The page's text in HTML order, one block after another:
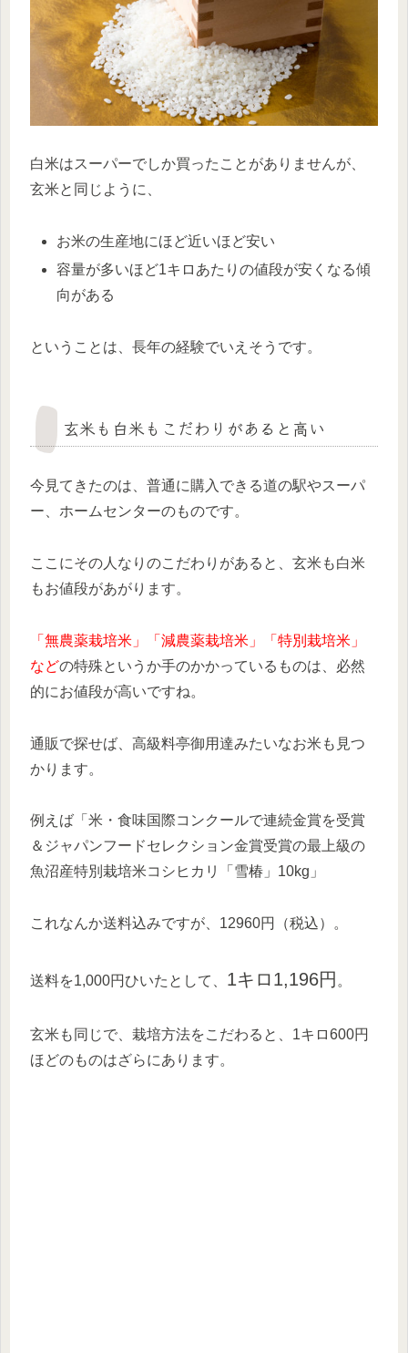
白米はスーパーでしか買ったことがありませんが、
玄米と同じように、
お米の生産地にほど近いほど安い
容量が多いほど1キロあたりの値段が安くなる傾
向がある
ということは、長年の経験でいえそうです。
玄米も白米もこだわりがあると高い
今見てきたのは、普通に購入できる道の駅やスーパ
ー、ホームセンターのものです。
ここにその人なりのこだわりがあると、玄米も白米
もお値段があがります。
「無農薬栽培米」「減農薬栽培米」「特別栽培米」
などの特殊というか手のかかっているものは、必然
的にお値段が高いですね。
通販で探せば、高級料亭御用達みたいなお米も見つ
かります。
例えば「 米・食味国際コンクールで連続金賞を受賞
＆ジャパンフードセレクション金賞受賞の最上級の
魚沼産特別栽培米コシヒカリ「雪椿」10kg」
これなんか送料込みですが、12960円（税込）。
送料を1,000円ひいたとして、 1キロ1,196円 。
玄米も同じで、栽培方法をこだわると、1キロ600円
ほどのものはざらにあります。